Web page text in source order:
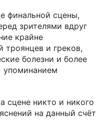
финальной сцены,
зрителями вдруг
крайне
и греков,
болезни и более
упоминанием
сцене никто и никого
на данный счёт